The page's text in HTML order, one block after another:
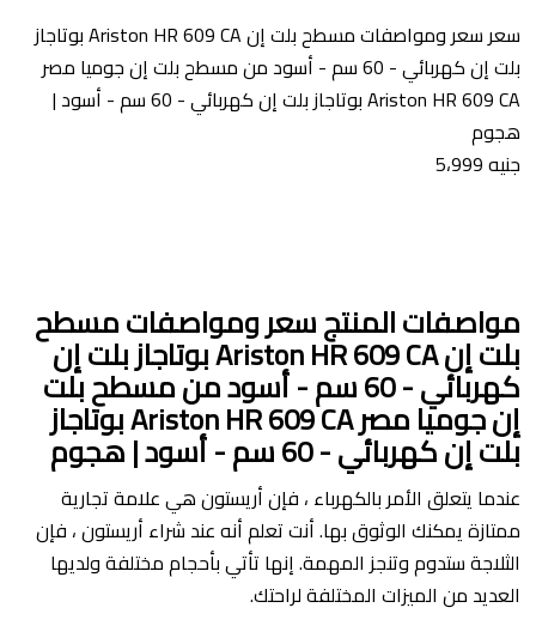
سعر
سعر ومواصفات مسطح بلت إن Ariston HR 609 CA بوتاجاز
بلت إن كهربائي - 60 سم - أسود من مسطح بلت إن جوميا مصر
Ariston HR 609 CA بوتاجاز بلت إن كهربائي - 60 سم - أسود |
هجوم
جنيه 5،999
مواصفات المنتجسعر ومواصفات مسطح
بلت إن Ariston HR 609 CA بوتاجاز بلت إن
كهربائي - 60 سم - أسود من مسطح بلت
إن جوميا مصر Ariston HR 609 CA بوتاجاز
بلت إن كهربائي - 60 سم - أسود | هجوم
عندما يتعلق الأمر بالكهرباء ، فإن أريستون هي علامة تجارية
ممتازة يمكنك الوثوق بها. أنت تعلم أنه عند شراء أريستون ، فإن
الثلاجة ستدوم وتنجز المهمة. إنها تأتي بأحجام مختلفة ولديها
العديد من الميزات المختلفة لراحتك.